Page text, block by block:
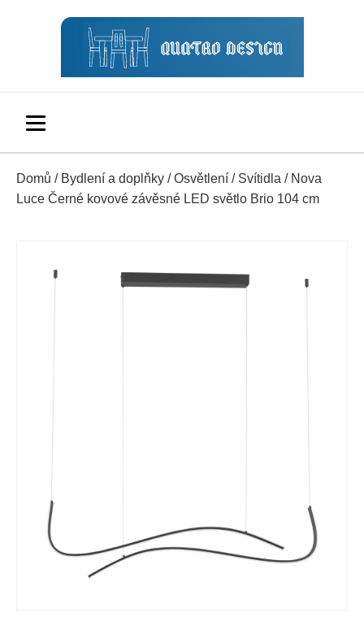
Domů / Bydlení a doplňky /Osvětlení / Svítidla / Nova
Luce Černé kovové závěsné LED světlo Brio 104 cm